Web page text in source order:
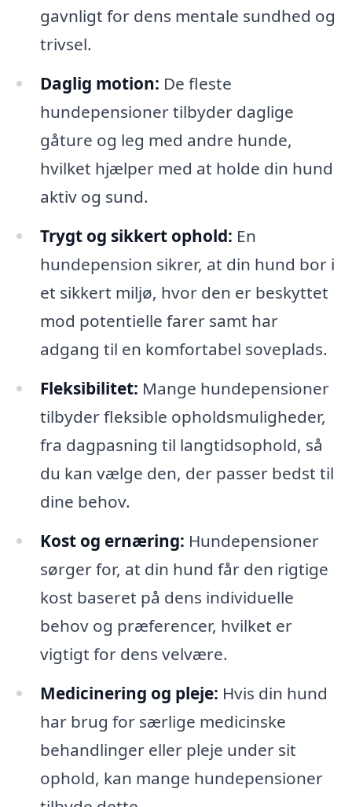
gavnligt for dens mentale sundhed og
trivsel.
Daglig motion: De fleste
hundepensioner tilbyder daglige
gåture og leg med andre hunde,
hvilket hjælper med at holde din hund
aktiv og sund.
Trygt og sikkert ophold: En
hundepension sikrer, at din hund bor i
et sikkert miljø, hvor den er beskyttet
mod potentielle farer samt har
adgang til en komfortabel soveplads.
Fleksibilitet: Mange hundepensioner
tilbyder fleksible opholdsmuligheder,
fra dagpasning til langtidsophold, så
du kan vælge den, der passer bedst til
dine behov.
Kost og ernæring: Hundepensioner
sørger for, at din hund får den rigtige
kost baseret på dens individuelle
behov og præferencer, hvilket er
vigtigt for dens velvære.
Medicinering og pleje: Hvis din hund
har brug for særlige medicinske
behandlinger eller pleje under sit
ophold, kan mange hundepensioner